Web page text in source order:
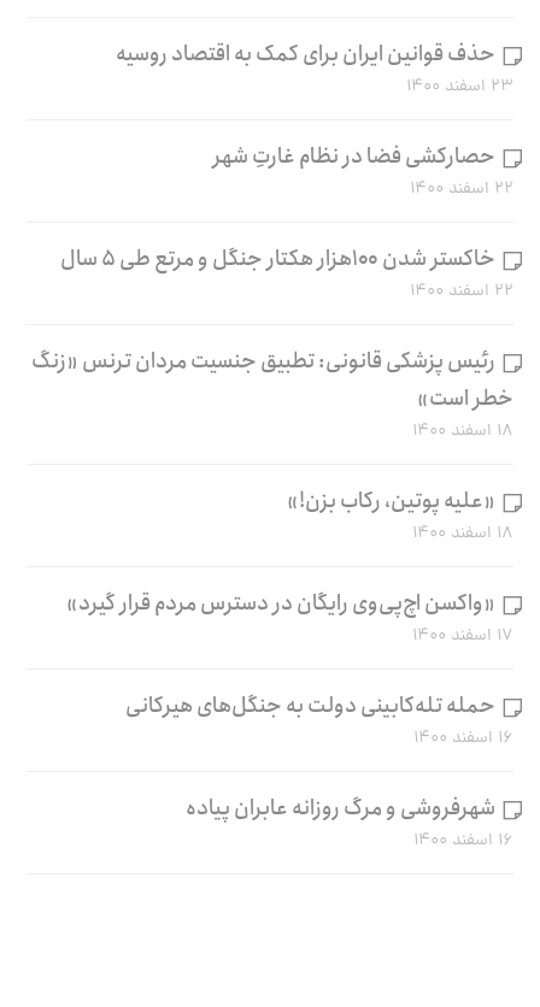
حذف قوانین ایران برای کمک به اقتصاد روسیه
۲۳ اسفند ۱۴۰۰
حصارکشی فضا در نظام غارتِ شهر
۲۲ اسفند ۱۴۰۰
خاکستر شدن ۱۰۰هزار هکتار جنگل و مرتع طی ۵ سال
۲۲ اسفند ۱۴۰۰
رئیس پزشکی قانونی: تطبیق جنسیت مردان ترنس «زنگ
خطر است»
۱۸ اسفند ۱۴۰۰
«علیه پوتین، رکاب بزن!»
۱۸ اسفند ۱۴۰۰
«واکسن اچ‌پی‌وی رایگان در دسترس مردم قرار گیرد»
۱۷ اسفند ۱۴۰۰
حمله تله‌کابینی دولت به جنگل‌های هیرکانی
۱۶ اسفند ۱۴۰۰
شهرفروشی و مرگ روزانه عابران پیاده
۱۶ اسفند ۱۴۰۰